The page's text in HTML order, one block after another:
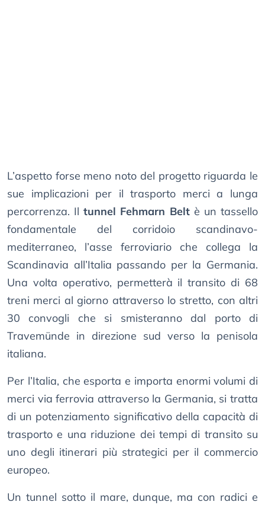
L’aspetto forse meno noto del progetto riguarda le
sue implicazioni per il trasporto merci a lunga
percorrenza. Iltunnel Fehmarn Beltè un tassello
fondamentale del corridoio scandinavo-
mediterraneo, l’asse ferroviario che collega la
Scandinavia all’Italia passando per la Germania.
Una volta operativo, permetterà il transito di 68
treni merci al giorno attraverso lo stretto, con altri
30 convogli che si smisteranno dal porto di
Travemünde in direzione sud verso la penisola
italiana.
Per l’Italia, che esporta e importa enormi volumi di
merci via ferrovia attraverso la Germania, si tratta
di un potenziamento significativo della capacità di
trasporto e una riduzione dei tempi di transito su
uno degli itinerari più strategici per il commercio
europeo.
Un tunnel sotto il mare, dunque, ma con radici e